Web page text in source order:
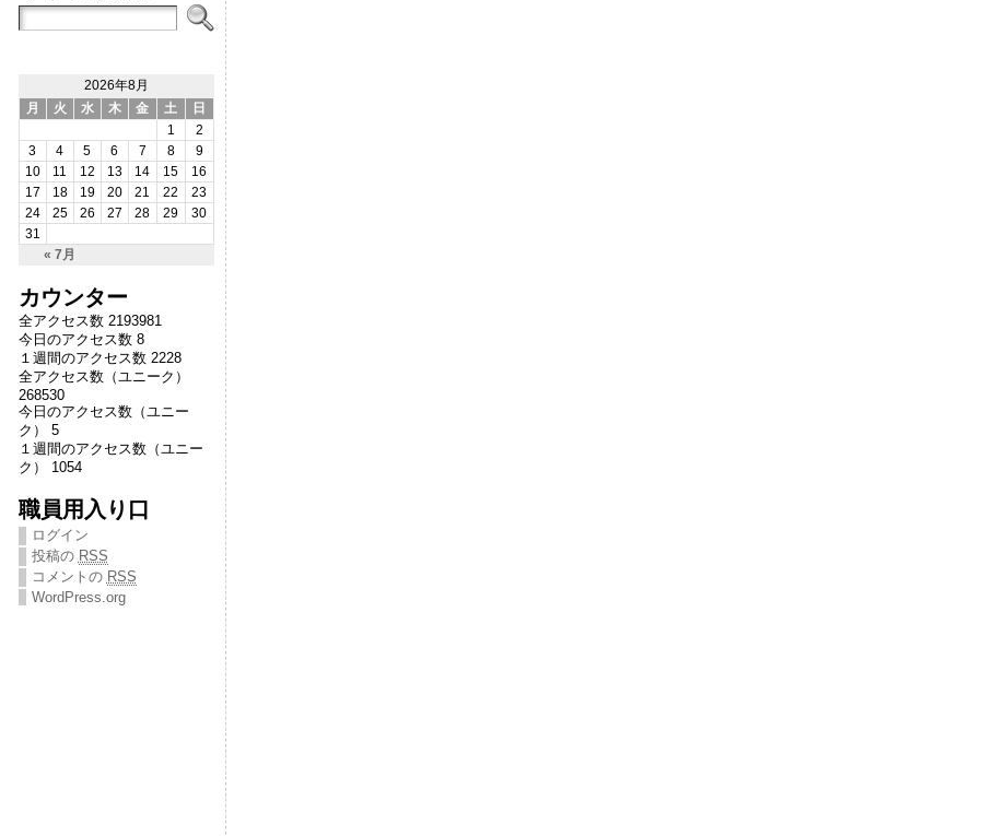
2026年8月
月
火 水 木 金 土 日
« 7月
1
2
3
4 5 6 7 8
9
10
11 12 13 14 15
16
17
18 19 20 21 22
23
24
25 26 27 28 29
30
31
カウンター
全アクセス数 2193981
今日のアクセス数 8
１週間のアクセス数 2228
全アクセス数（ユニーク）
268530
今日のアクセス数（ユニー
ク） 5
１週間のアクセス数（ユニー
ク） 1054
職員用入り口
ログイン
投稿の RSS
コメントの RSS
WordPress.org